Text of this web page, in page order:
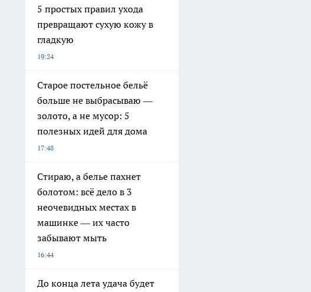
5 простых правил ухода
превращают сухую кожу в
гладкую
19:24
Старое постельное бельё
больше не выбрасываю —
золото, а не мусор: 5
полезных идей для дома
17:48
Стираю, а белье пахнет
болотом: всё дело в 3
неочевидных местах в
машинке — их часто
забывают мыть
16:44
До конца лета удача будет